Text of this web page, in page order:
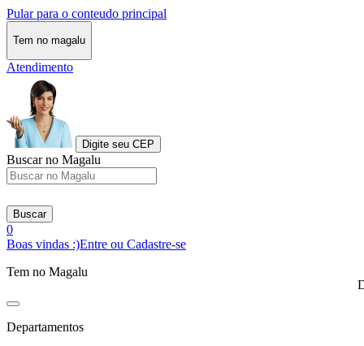
Pular para o conteudo principal
Tem no magalu
Atendimento
Digite seu CEP
Buscar no Magalu
Buscar
0
Boas vindas :)Entre ou Cadastre-se
Tem no Magalu
Departamentos